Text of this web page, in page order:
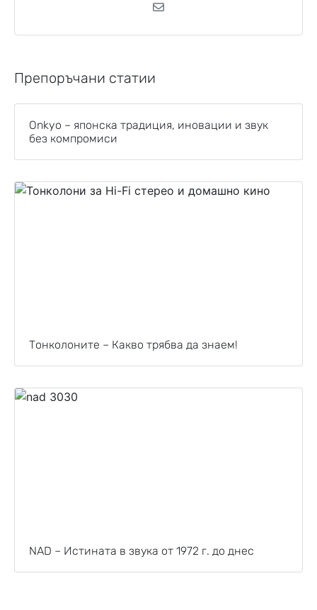
Препоръчани статии
Onkyo – японска традиция, иновации и звук
без компромиси
Тонколоните – Какво трябва да знаем!
NAD – Истината в звука от 1972 г. до днес